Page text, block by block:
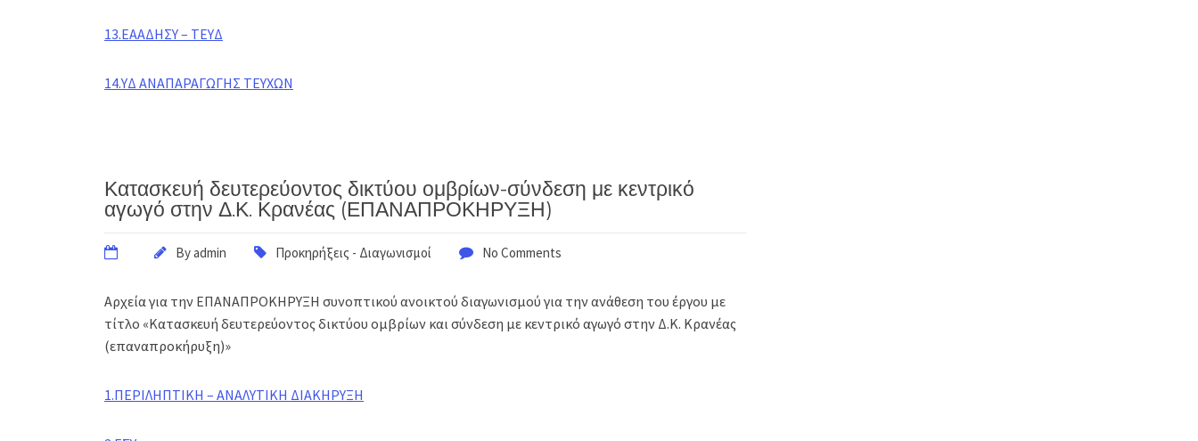
13.ΕΑΑΔΗΣΥ – ΤΕΥΔ
14.ΥΔ ΑΝΑΠΑΡΑΓΩΓΗΣ ΤΕΥΧΩΝ
Κατασκευή δευτερεύοντος δικτύου ομβρίων-σύνδεση με κεντρικό
αγωγό στην Δ.Κ. Κρανέας (ΕΠΑΝΑΠΡΟΚΗΡΥΞΗ)
Byadmin Προκηρήξεις - Διαγωνισμοί No Comments
Αρχεία για την ΕΠΑΝΑΠΡΟΚΗΡΥΞΗ συνοπτικού ανοικτού διαγωνισμού για την ανάθεση του έργου με
τίτλο «Κατασκευή δευτερεύοντος δικτύου ομβρίων και σύνδεση με κεντρικό αγωγό στην Δ.Κ. Κρανέας
(επαναπροκήρυξη)»
1.ΠΕΡΙΛΗΠΤΙΚΗ – ΑΝΑΛΥΤΙΚΗ ΔΙΑΚΗΡΥΞΗ